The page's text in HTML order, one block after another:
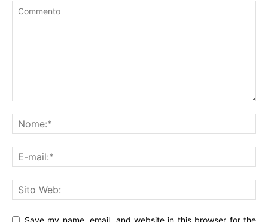
Save my name, email, and website in this browser for the